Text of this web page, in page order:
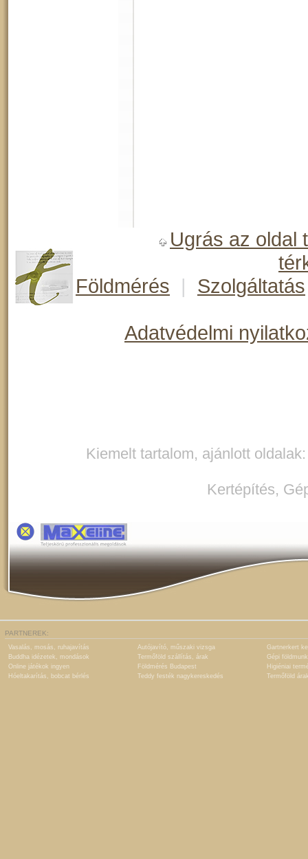
Ugrás az oldal
Földmérés
| Szolgáltatás
Adatvédelmi
Kiemelt tartalom, ajánlott
Kertépítés,
PARTNEREK:
Vasalás, mosás, ruhajavítás Autójavító, műszaki vizsga
Gartnerkert
Buddha idézetek, mondások
Termőföld szállítás, árak
Gépi
Online játékok ingyen
Földmérés Budapest
Higiéniai
Hóeltakarítás, bobcat bérlés
Teddy festék nagykereskedés Termőföld